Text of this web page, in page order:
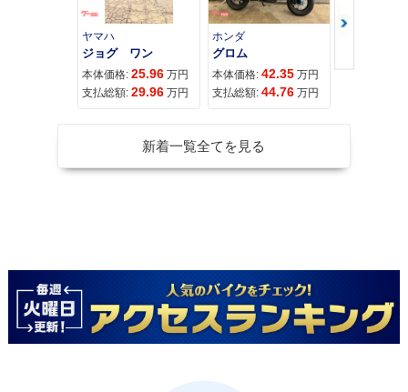
ヤマハ
ジョグ ワン
本体価格: 25.96 万円
支払総額: 29.96 万円
ホンダ
グロム
本体価格: 42.35 万円
支払総額: 44.76 万円
新着一覧全てを見る